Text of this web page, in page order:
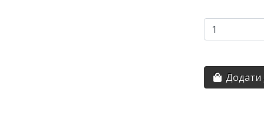
Додати